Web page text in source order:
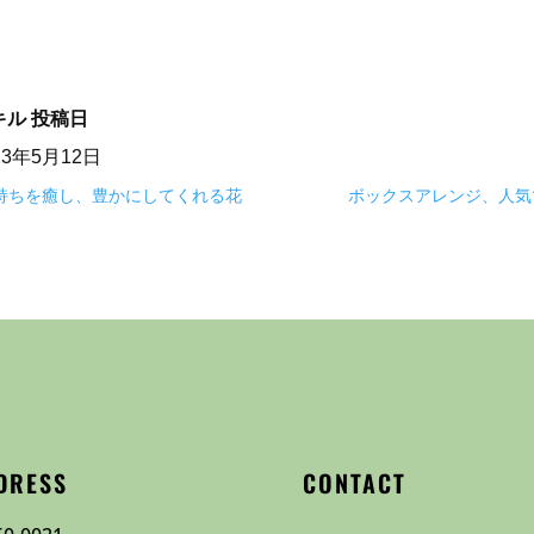
ル 投稿日
年5月12日
ちを癒し、豊かにしてくれる花 ボックスアレンジ、人
CONTACT